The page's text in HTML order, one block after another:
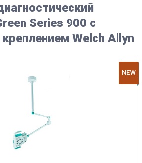
Series 900 с
Welch Allyn
NEW